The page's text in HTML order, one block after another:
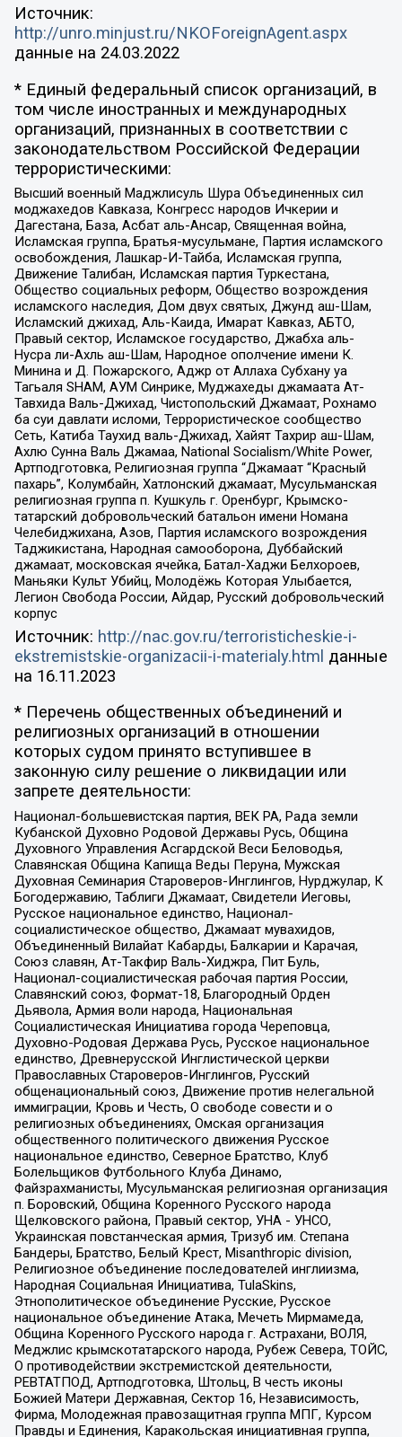
Источник:
http://unro.minjust.ru/NKOForeignAgent.aspx
данные на 24.03.2022
* Единый федеральный список организаций, в
том числе иностранных и международных
организаций, признанных в соответствии с
законодательством Российской Федерации
террористическими:
Высший военный Маджлисуль Шура Объединенных сил
моджахедов Кавказа, Конгресс народов Ичкерии и
Дагестана, База, Асбат аль-Ансар, Священная война,
Исламская группа, Братья-мусульмане, Партия исламского
освобождения, Лашкар-И-Тайба, Исламская группа,
Движение Талибан, Исламская партия Туркестана,
Общество социальных реформ, Общество возрождения
исламского наследия, Дом двух святых, Джунд аш-Шам,
Исламский джихад, Аль-Каида, Имарат Кавказ, АБТО,
Правый сектор, Исламское государство, Джабха аль-
Нусра ли-Ахль аш-Шам, Народное ополчение имени К.
Минина и Д. Пожарского, Аджр от Аллаха Субхану уа
Тагьаля SHAM, АУМ Синрике, Муджахеды джамаата Ат-
Тавхида Валь-Джихад, Чистопольский Джамаат, Рохнамо
ба суи давлати исломи, Террористическое сообщество
Сеть, Катиба Таухид валь-Джихад, Хайят Тахрир аш-Шам,
Ахлю Сунна Валь Джамаа, National Socialism/White Power,
Артподготовка, Религиозная группа “Джамаат “Красный
пахарь”, Колумбайн, Хатлонский джамаат, Мусульманская
религиозная группа п. Кушкуль г. Оренбург, Крымско-
татарский добровольческий батальон имени Номана
Челебиджихана, Азов, Партия исламского возрождения
Таджикистана, Народная самооборона, Дуббайский
джамаат, московская ячейка, Батал-Хаджи Белхороев,
Маньяки Культ Убийц, Молодёжь Которая Улыбается,
Легион Свобода России, Айдар, Русский добровольческий
корпус
Источник: http://nac.gov.ru/terroristicheskie-i-
ekstremistskie-organizacii-i-materialy.html данные
на 16.11.2023
* Перечень общественных объединений и
религиозных организаций в отношении
которых судом принято вступившее в
законную силу решение о ликвидации или
запрете деятельности:
Национал-большевистская партия, ВЕК РА, Рада земли
Кубанской Духовно Родовой Державы Русь, Община
Духовного Управления Асгардской Веси Беловодья,
Славянская Община Капища Веды Перуна, Мужская
Духовная Семинария Староверов-Инглингов, Нурджулар, К
Богодержавию, Таблиги Джамаат, Свидетели Иеговы,
Русское национальное единство, Национал-
социалистическое общество, Джамаат мувахидов,
Объединенный Вилайат Кабарды, Балкарии и Карачая,
Союз славян, Ат-Такфир Валь-Хиджра, Пит Буль,
Национал-социалистическая рабочая партия России,
Славянский союз, Формат-18, Благородный Орден
Дьявола, Армия воли народа, Национальная
Социалистическая Инициатива города Череповца,
Духовно-Родовая Держава Русь, Русское национальное
единство, Древнерусской Инглистической церкви
Православных Староверов-Инглингов, Русский
общенациональный союз, Движение против нелегальной
иммиграции, Кровь и Честь, О свободе совести и о
религиозных объединениях, Омская организация
общественного политического движения Русское
национальное единство, Северное Братство, Клуб
Болельщиков Футбольного Клуба Динамо,
Файзрахманисты, Мусульманская религиозная организация
п. Боровский, Община Коренного Русского народа
Щелковского района, Правый сектор, УНА - УНСО,
Украинская повстанческая армия, Тризуб им. Степана
Бандеры, Братство, Белый Крест, Misanthropic division,
Религиозное объединение последователей инглиизма,
Народная Социальная Инициатива, TulaSkins,
Этнополитическое объединение Русские, Русское
национальное объединение Атака, Мечеть Мирмамеда,
Община Коренного Русского народа г. Астрахани, ВОЛЯ,
Меджлис крымскотатарского народа, Рубеж Севера, ТОЙС,
О противодействии экстремистской деятельности,
РЕВТАТПОД, Артподготовка, Штольц, В честь иконы
Божией Матери Державная, Сектор 16, Независимость,
Фирма, Молодежная правозащитная группа МПГ, Курсом
Правды и Единения, Каракольская инициативная группа,